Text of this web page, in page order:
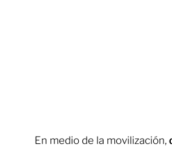
En medio de la movilización,